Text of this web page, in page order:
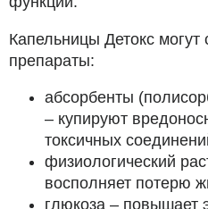
Капельницы Детокс
препараты:
абсорбенты
– купируют
токсичных
физиологический
восполняет потерю
глюкоза – повышает